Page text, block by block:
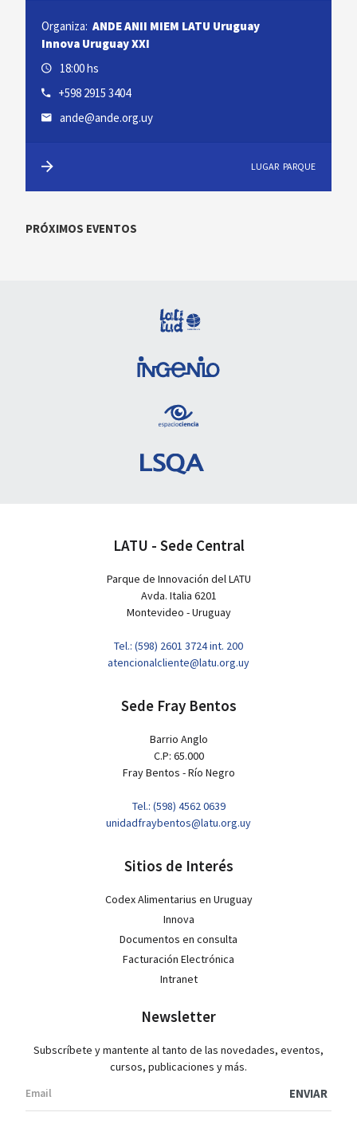
Organiza: ANDEANII MIEM LATU Uruguay
Innova Uruguay XXI
18:00hs
+598 2915 3404
ande@ande.org.uy
LUGAR PARQUE
PRÓXIMOS EVENTOS
LATU - Sede Central
Parque de Innovación del LATU
Avda. Italia 6201
Montevideo - Uruguay
Tel.: (598) 2601 3724 int. 200
atencionalcliente@latu.org.uy
Sede Fray Bentos
Barrio Anglo
C.P: 65.000
Fray Bentos - Río Negro
Tel.: (598) 4562 0639
unidadfraybentos@latu.org.uy
Sitios de Interés
Codex Alimentarius en Uruguay
Innova
Documentos en consulta
Facturación Electrónica
Intranet
Newsletter
Subscríbete y mantente al tanto de las novedades, eventos,
cursos, publicaciones y más.